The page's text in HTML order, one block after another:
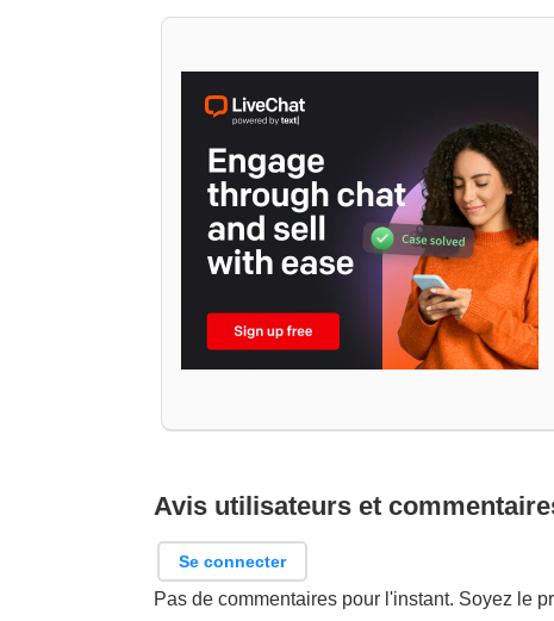
Avis utilisateurs et
Se connecter
Pas de commentaires pour l'instant. Soyez le